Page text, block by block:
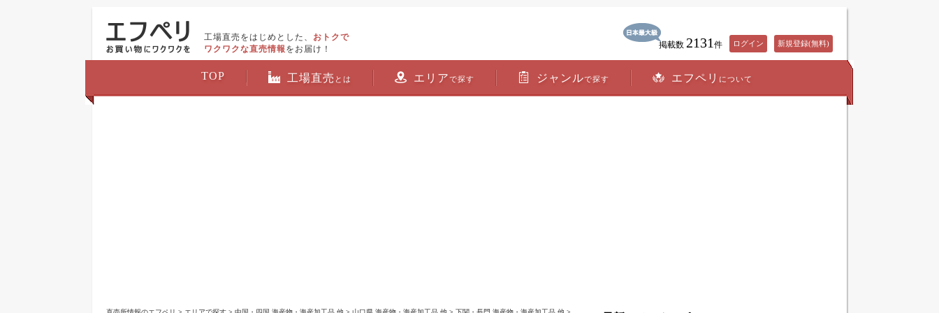
工場直売をはじめとした、 おトクで
ワクワクな直売情報 をお届け！ 掲載数 2131 件 ログイン 新規登録(無料)
TOP 工場直売 とは エリアで探す ジャンルで探す エフペリ について